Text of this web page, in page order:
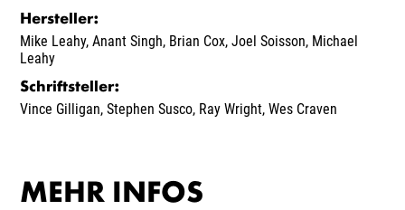
Hersteller:
Mike Leahy,Anant Singh, Brian Cox,Joel Soisson, Michael
Leahy
Schriftsteller:
Vince Gilligan,Stephen Susco, Ray Wright,Wes Craven
MEHR INFOS